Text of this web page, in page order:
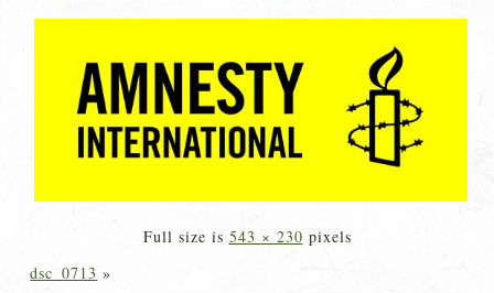
Full size is 543 × 230 pixels
dsc_0713 »